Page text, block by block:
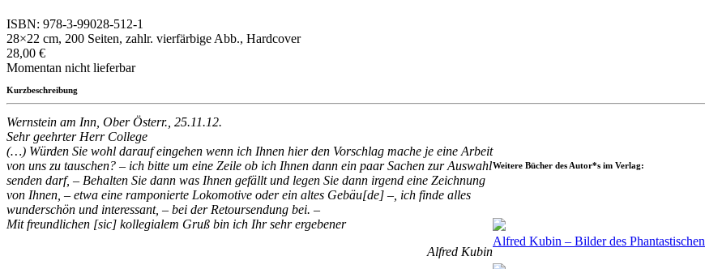
ISBN: 978-3-99028-512-1
28×22 cm, 200 Seiten, zahlr. vierfärbige Abb., Hardcover
28,00 €
Momentan nicht lieferbar
Kurzbeschreibung
Wernstein am Inn, Ober Österr., 25.11.12.
Sehr geehrter Herr College
(…) Würden Sie wohl darauf eingehen wenn ich Ihnen hier den Vorschlag mache je eine Arbeit
von uns zu tauschen? – ich bitte um eine Zeile ob ich Ihnen dann ein paar Sachen zur Auswahl
senden darf, – Behalten Sie dann was Ihnen gefällt und legen Sie dann irgend eine Zeichnung
von Ihnen, – etwa eine ramponierte Lokomotive oder ein altes Gebäu[de] –, ich finde alles
wunderschön und interessant, – bei der Retoursendung bei. –
Mit freundlichen [sic] kollegialem Gruß bin ich Ihr sehr ergebener
Alfred Kubin
Weitere Bücher des Autor*s im Verlag:
Alfred Kubin – Bilder des Phantastischen